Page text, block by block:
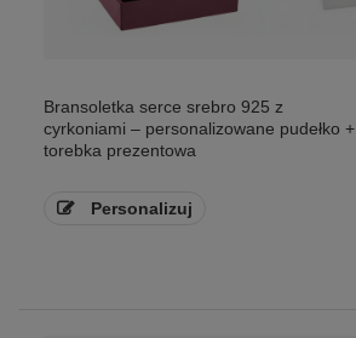
Bransoletka serce srebro 925 z
cyrkoniami – personalizowane pudełko +
torebka prezentowa
Personalizuj